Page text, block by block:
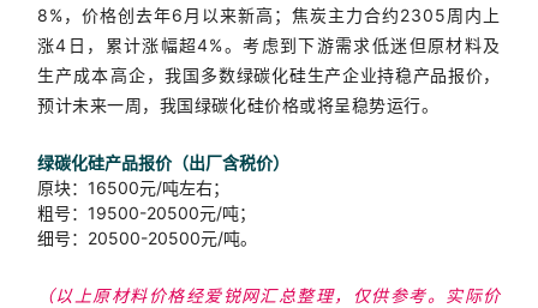
8%，价格创去年6月以来新高；焦炭主力合约2305周内上
涨4日，累计涨幅超4%。考虑到下游需求低迷但原材料及
生产成本高企，我国多数绿碳化硅生产企业持稳产品报价，
预计未来一周，我国绿碳化硅价格或将呈稳势运行。
绿碳化硅产品报价（出厂含税价）
原块：16500元/吨左右；
粗号： 19500-20500元/吨；
细号：20500-20500元/吨。
（以上原材料价格经爱锐网汇总整理，仅供参考。实际价